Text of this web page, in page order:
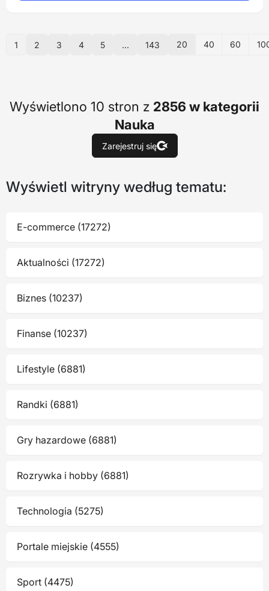
1 2 3 4 5 ... 143 20 40 60
Wyświetlono 10 stron z 2856 w kategorii
Nauka
Zarejestruj się
Wyświetl witryny według tematu:
E-commerce (17272)
Aktualności (17272)
Biznes (10237)
Finanse (10237)
Lifestyle (6881)
Randki (6881)
Gry hazardowe (6881)
Rozrywka i hobby (6881)
Technologia (5275)
Portale miejskie (4555)
Sport (4475)